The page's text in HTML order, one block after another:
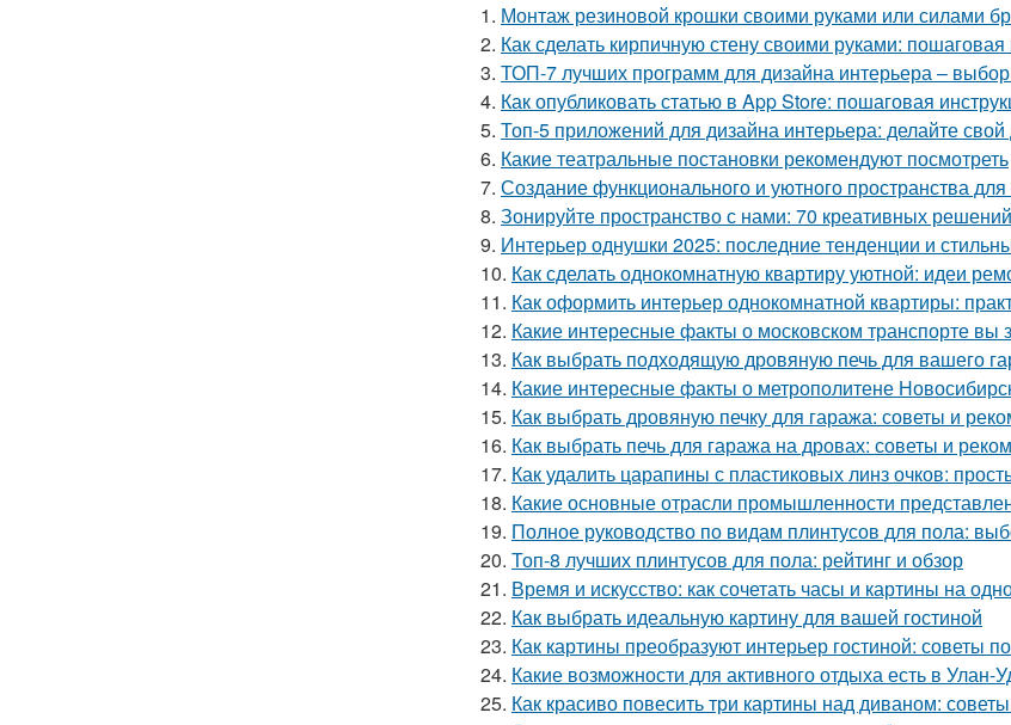
1. Монтаж резиновой крошки своими руками или силами
2. Как сделать кирпичную стену своими руками: пошаговая
3. ТОП-7 лучших программ для дизайна интерьера –
4. Как опубликовать статью в App Store: пошаговая
5. Топ-5 приложений для дизайна интерьера: делайте
6. Какие театральные постановки рекомендуют посмотреть
7. Создание функционального и уютного пространства
8. Зонируйте пространство с нами: 70 креативных
9. Интерьер однушки 2025: последние тенденции и
10. Как сделать однокомнатную квартиру уютной: идеи
11. Как оформить интерьер однокомнатной квартиры:
12. Какие интересные факты о московском транспорте вы
13. Как выбрать подходящую дровяную печь для вашего
14. Какие интересные факты о метрополитене
15. Как выбрать дровяную печку для гаража: советы и
16. Как выбрать печь для гаража на дровах: советы и
17. Как удалить царапины с пластиковых линз очков:
18. Какие основные отрасли промышленности
19. Полное руководство по видам плинтусов для пола:
20. Топ-8 лучших плинтусов для пола: рейтинг и обзор
21. Время и искусство: как сочетать часы и картины на
22. Как выбрать идеальную картину для вашей гостиной
23. Как картины преобразуют интерьер гостиной: советы
24. Какие возможности для активного отдыха есть в Улан-
25. Как красиво повесить три картины над диваном: